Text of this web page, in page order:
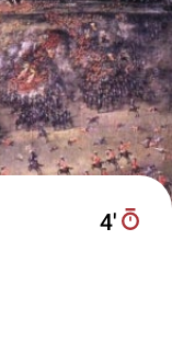
4′